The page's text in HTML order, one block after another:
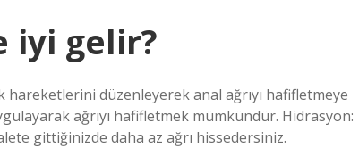
iyi gelir?
hareketlerini düzenleyerek anal ağrıyı hafifletmeye
ağrıyı hafifletmek mümkündür. Hidrasyon:
gittiğinizde daha az ağrı hissedersiniz.